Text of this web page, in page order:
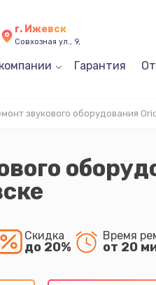
г. Ижевск
Совхозная ул., 9,
Гарантия
звукового оборудования
Скидка
до 20%
Время
от 20